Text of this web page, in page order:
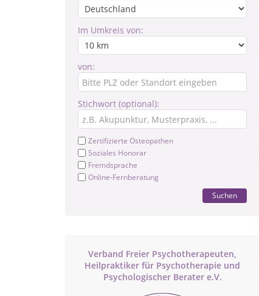
Im Umkreis von:
von:
Stichwort (optional):
Zertifizierte Osteopathen
Soziales Honorar
Fremdsprache
Online-Fernberatung
Suchen
Verband Freier Psychotherapeuten,
Heilpraktiker für Psychotherapie und
Psychologischer Berater e.V.